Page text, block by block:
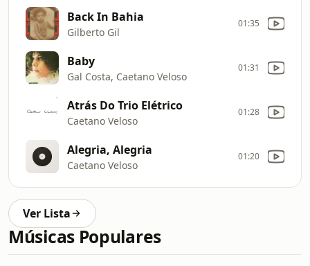
Back In Bahia
Gilberto Gil
01:35
Baby
Gal Costa, Caetano Veloso
01:31
Atrás Do Trio Elétrico
Caetano Veloso
01:28
Alegria, Alegria
Caetano Veloso
01:20
Ver Lista
Músicas Populares